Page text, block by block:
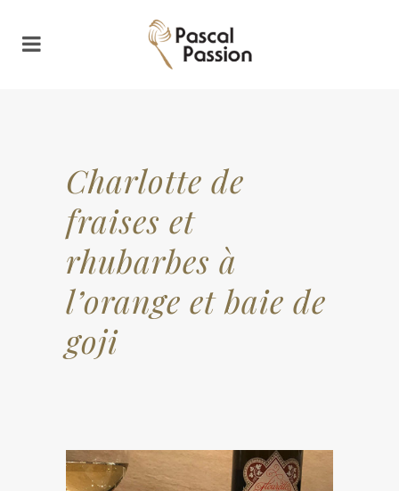
Charlotte de
fraises et
rhubarbes à
l’orange et baie de
goji